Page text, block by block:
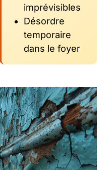
imprévisibles
Désordre
temporaire
dans le foyer